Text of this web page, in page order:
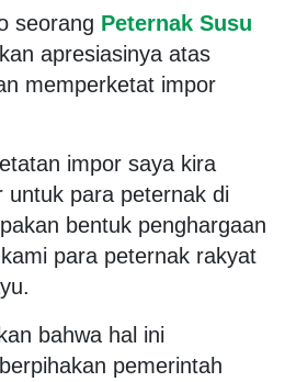
seorang Peternak Susu
apresiasinya atas
memperketat impor
impor saya kira
untuk para peternak di
bentuk penghargaan
para peternak rakyat
bahwa hal ini
pemerintah